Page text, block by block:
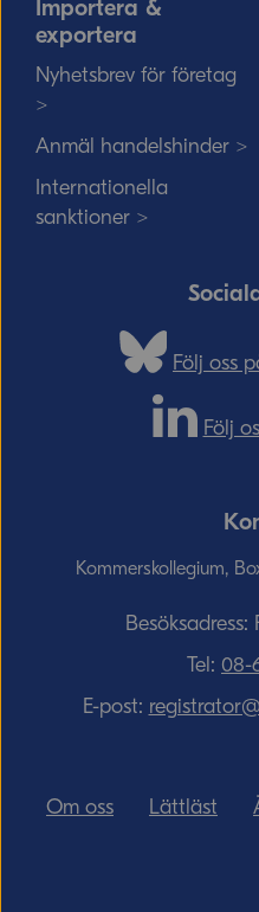
Importera &
exportera
Nyhetsbrev för företag
>
Anmäl handelshinder >
Internationella
sanktioner >
Följ oss
Följ
Kommerskollegium,
Tel: 08-
E-post:
Om oss Lättläst